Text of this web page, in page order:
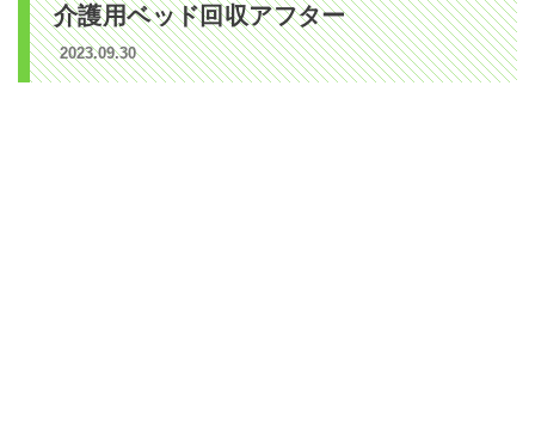
介護用ベッド回収アフター
2023.09.30